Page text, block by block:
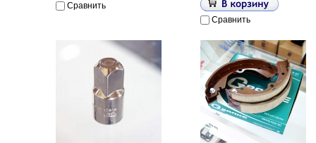
Сравнить
Сравнить